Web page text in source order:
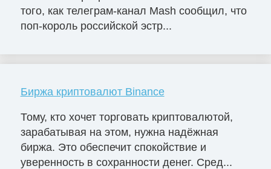
того, как телеграм-канал Mash сообщил, что
поп-король российской эстр...
Биржа криптовалют Binance
Тому, кто хочет торговать криптовалютой,
зарабатывая на этом, нужна надёжная
биржа. Это обеспечит спокойствие и
уверенность в сохранности денег. Сред...